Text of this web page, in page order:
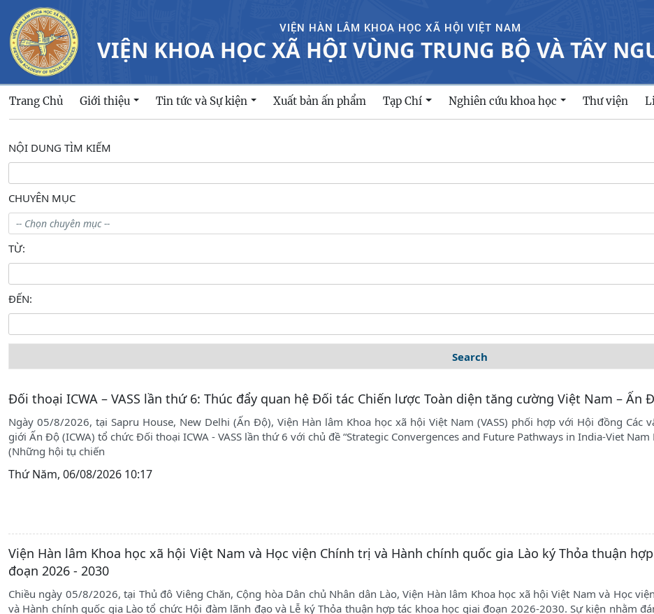
VIỆN HÀN LÂM KHOA HỌC XÃ HỘI VIỆT NAM
VIỆN KHOA HỌC XÃ HỘI VÙNG TRUNG BỘ VÀ TÂY
Trang Chủ Giới thiệu Tin tức và Sự kiện Xuất bản ấn phẩm Tạp Chí Nghiên cứu khoa học Thư viện
NỘI DUNG TÌM KIẾM
CHUYÊN MỤC
TỪ:
ĐẾN:
Tìm kiếm
Đối thoại ICWA – VASS lần thứ 6: Thúc đẩy quan hệ Đối tác Chiến lược Toàn diện tăng cường Việt Nam – Ấn
Ngày 05/8/2026, tại Sapru House, New Delhi (Ấn Độ), Viện Hàn lâm Khoa học xã hội Việt Nam (VASS) phối hợp với Hội đồng Các
giới Ấn Độ (ICWA) tổ chức Đối thoại ICWA - VASS lần thứ 6 với chủ đề “Strategic Convergences and Future Pathways in India-Viet Nam
(Những hội tụ chiến
Thứ Năm, 06/08/2026 10:17
Viện Hàn lâm Khoa học xã hội Việt Nam và Học viện Chính trị và Hành chính quốc gia Lào ký Thỏa thuận
đoạn 2026 - 2030
Chiều ngày 05/8/2026, tại Thủ đô Viêng Chăn, Cộng hòa Dân chủ Nhân dân Lào, Viện Hàn lâm Khoa học xã hội Việt Nam và Học
và Hành chính quốc gia Lào tổ chức Hội đàm lãnh đạo và Lễ ký Thỏa thuận hợp tác khoa học giai đoạn 2026-2030. Sự kiện nhằm